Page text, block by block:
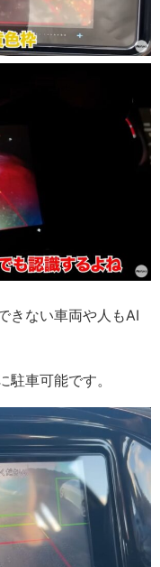
きない車両や人もAI
車可能です。